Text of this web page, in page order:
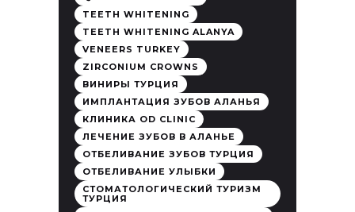
TEETH WHITENING
TEETH WHITENING ALANYA
VENEERS TURKEY
ZIRCONIUM CROWNS
ВИНИРЫ ТУРЦИЯ
ИМПЛАНТАЦИЯ ЗУБОВ АЛАНЬЯ
КЛИНИКА OD CLINIC
ЛЕЧЕНИЕ ЗУБОВ В АЛАНЬЕ
ОТБЕЛИВАНИЕ ЗУБОВ ТУРЦИЯ
ОТБЕЛИВАНИЕ УЛЫБКИ
СТОМАТОЛОГИЧЕСКИЙ ТУРИЗМ
ТУРЦИЯ